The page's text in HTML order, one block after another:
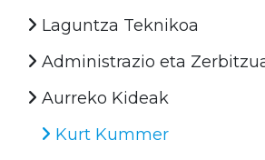
Laguntza Teknikoa
Administrazio eta
Aurreko Kideak
Kurt Kummer